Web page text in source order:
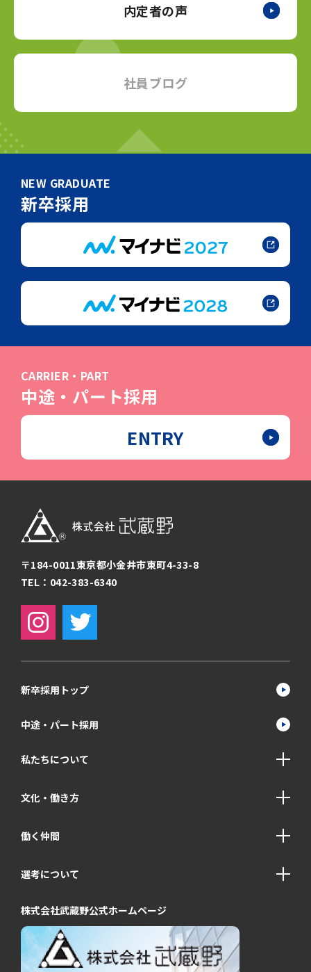
内定者の声
社員ブログ
NEW GRADUATE
新卒採用
CARRIER・PART
中途・パート採用
ENTRY
〒184-0011東京都小金井市東町4-33-8
TEL：042-383-6340
新卒採用トップ
中途・パート採用
私たちについて
文化・働き方
働く仲間
選考について
株式会社武蔵野公式ホームページ